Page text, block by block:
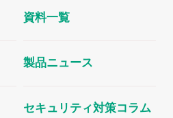
資料一覧
製品ニュース
セキュリティ対策コラム